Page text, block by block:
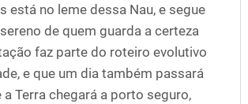
está no leme dessa Nau, e segue
de quem guarda a certeza
faz parte do roteiro evolutivo
e que um dia também passará
a Terra chegará a porto seguro,